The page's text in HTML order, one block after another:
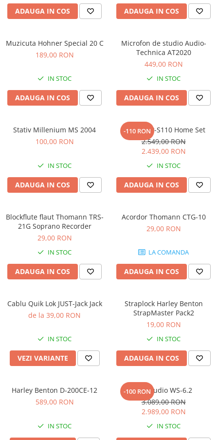
Accesorii de microfoane
Microfoane de broadcast
Microfoane de instrumente
Microfoane de studio
Microfoane de Suprafata
Microfoane lavaliera si headset
Microfoane podcast, USB, iOS /
Microfoane pt Camere Video
Microfoane pt instalatii si
conferinta
Microfoane stereo
Microfoane Suspendabile
Microfoane wireless si sisteme
Stative de microfon
Studio si inregistrari
Accesorii de microfoane
Accesorii echipamente de studio
Clape MIDI
Convertoare AD/DA
Microfoane de studio
ADAUGA IN COS ADAUGA IN COS
Muzicuta Hohner Special 20 C
189,00 RON
IN STOC
ADAUGA IN COS
Microfon de studio Audio-
Technica AT2020
449,00 RON
IN STOC
ADAUGA IN COS
Stativ Millenium MS 2004
100,00 RON
IN STOC
ADAUGA IN COS
-110 RON
Casio CDP-S110 Home Set
2.549,00 RON
2.439,00 RON
IN STOC
ADAUGA IN COS
Blockflute flaut Thomann TRS-
21G Soprano Recorder
29,00 RON
IN STOC
ADAUGA IN COS
Acordor Thomann CTG-10
29,00 RON
LA COMANDA
ADAUGA IN COS
Cablu Quik Lok JUST-Jack Jack
de la 39,00 RON
IN STOC
VEZI VARIANTE
Straplock Harley Benton
StrapMaster Pack2
19,00 RON
IN STOC
ADAUGA IN COS
Harley Benton D-200CE-12
589,00 RON
IN STOC
-100 RON
Kali Audio WS-6.2
3.089,00 RON
2.989,00 RON
IN STOC